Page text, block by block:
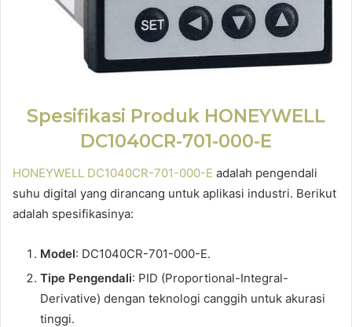
Spesifikasi Produk HONEYWELL
DC1040CR-701-000-E
HONEYWELL DC1040CR-701-000-E adalah pengendali
suhu digital yang dirancang untuk aplikasi industri. Berikut
adalah spesifikasinya:
Model: DC1040CR-701-000-E.
Tipe Pengendali: PID (Proportional-Integral-
Derivative) dengan teknologi canggih untuk akurasi
tinggi.